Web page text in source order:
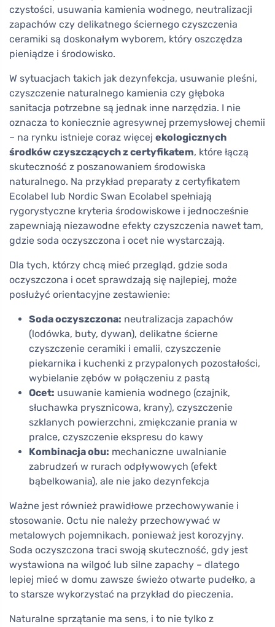
czystości, usuwania kamienia wodnego, neutralizacji
zapachów czy delikatnego ściernego czyszczenia
ceramiki są doskonałym wyborem, który oszczędza
pieniądze i środowisko.
W sytuacjach takich jak dezynfekcja, usuwanie pleśni,
czyszczenie naturalnego kamienia czy głęboka
sanitacja potrzebne są jednak inne narzędzia. I nie
oznacza to koniecznie agresywnej przemysłowej chemii
– na rynku istnieje coraz więcej ekologicznych
środków czyszczących z certyfikatem, które łączą
skuteczność z poszanowaniem środowiska
naturalnego. Na przykład preparaty z certyfikatem
Ecolabel lub Nordic Swan Ecolabel spełniają
rygorystyczne kryteria środowiskowe i jednocześnie
zapewniają niezawodne efekty czyszczenia nawet tam,
gdzie soda oczyszczona i ocet nie wystarczają.
Dla tych, którzy chcą mieć przegląd, gdzie soda
oczyszczona i ocet sprawdzają się najlepiej, może
posłużyć orientacyjne zestawienie:
Soda oczyszczona: neutralizacja zapachów
(lodówka, buty, dywan), delikatne ścierne
czyszczenie ceramiki i emalii, czyszczenie
piekarnika i kuchenki z przypalonych pozostałości,
wybielanie zębów w połączeniu z pastą
Ocet: usuwanie kamienia wodnego (czajnik,
słuchawka prysznicowa, krany), czyszczenie
szklanych powierzchni, zmiękczanie prania w
pralce, czyszczenie ekspresu do kawy
Kombinacja obu: mechaniczne uwalnianie
zabrudzeń w rurach odpływowych (efekt
bąbelkowania), ale nie jako dezynfekcja
Ważne jest również prawidłowe przechowywanie i
stosowanie. Octu nie należy przechowywać w
metalowych pojemnikach, ponieważ jest korozyjny.
Soda oczyszczona traci swoją skuteczność, gdy jest
wystawiona na wilgoć lub silne zapachy – dlatego
lepiej mieć w domu zawsze świeżo otwarte pudełko, a
to starsze wykorzystać na przykład do pieczenia.
Naturalne sprzątanie ma sens, i to nie tylko z